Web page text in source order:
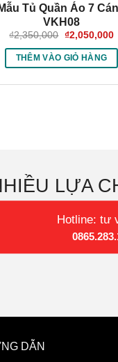
Tủ Quần Áo 7
VKH08
₫2,350,000 Giá
là:
₫2,350,000.
₫2,050,000
tại
THÊM VÀO GIỎ HÀNG
LỰA
Hotline: tư
DẪN